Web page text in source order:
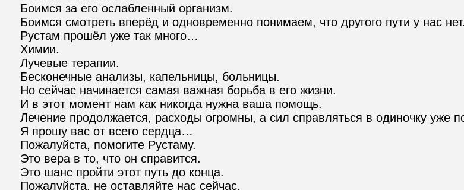
Боимся за его ослабленный организм.
Боимся смотреть вперёд и одновременно понимаем, что другого пути у нас нет.
Рустам прошёл уже так много…
Химии.
Лучевые терапии.
Бесконечные анализы, капельницы, больницы.
Но сейчас начинается самая важная борьба в его жизни.
И в этот момент нам как никогда нужна ваша помощь.
Лечение продолжается, расходы огромны, а сил справляться в одиночку уже
Я прошу вас от всего сердца…
Пожалуйста, помогите Рустаму.
Это вера в то, что он справится.
Это шанс пройти этот путь до конца.
Пожалуйста, не оставляйте нас сейчас.